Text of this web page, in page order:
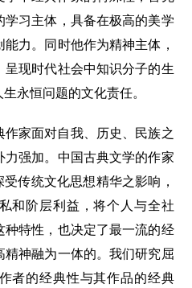
习主体，具备在极高的美学
力。同时他作为精神主体，
现时代社会中知识分子的生
永恒问题的文化责任。
家面对自我、历史、民族之
强加。中国古典文学的作家
传统文化思想精华之影响，
和阶层利益，将个人与全社
特性，也决定了最一流的经
神融为一体的。我们研究屈
者的经典性与其作品的经典